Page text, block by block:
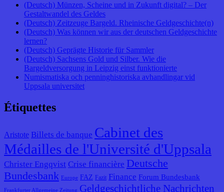
(Deutsch) Münzen, Scheine und in Zukunft digital? – Der
Gestaltwandel des Geldes
(Deutsch) Zeitzeuge Bargeld. Rheinische Geldgeschichte(n)
(Deutsch) Was können wir aus der deutschen Geldgeschichte
lernen?
(Deutsch) Geprägte Historie für Sammler
(Deutsch) Sachsens Gold und Silber. Wie die
Bargeldversorgung in Leipzig einst funktionierte
Numismatiska och penninghistoriska avhandlingar vid
Uppsala universitet
Étiquettes
Aristote Billets de banque Cabinet des
Médailles de l'Université d'Uppsala
Christer Engqvist Crise financière Deutsche
Bundesbank
Europe FAZ Fazit Finance Forum Bundesbank
Frankfurter Allgemeine Zeitung Geldgeschichtliche Nachrichten